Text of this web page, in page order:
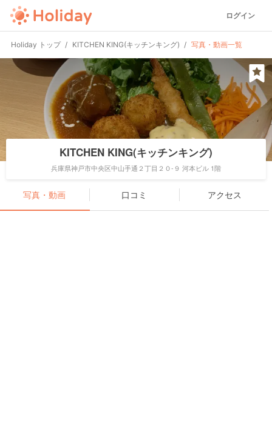
ログイン
Holiday トップ KITCHEN KING(キッチンキング) 写真・動画一覧
KITCHEN KING(キッチンキング)
兵庫県神戸市中央区中山手通２丁目２０-９ 河本ビル 1階
写真・動画 口コミ アクセス